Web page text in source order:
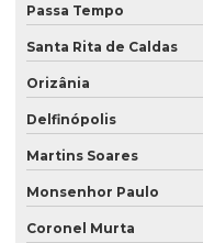
Passa Tempo
Santa Rita de Caldas
Orizânia
Delfinópolis
Martins Soares
Monsenhor Paulo
Coronel Murta